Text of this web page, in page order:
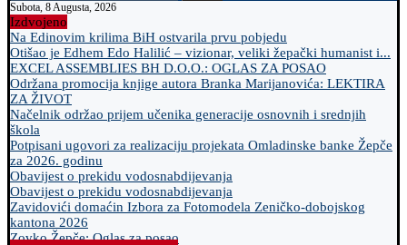
Subota, 8 Augusta, 2026
Izdvojeno
Na Edinovim krilima BiH ostvarila prvu pobjedu
Otišao je Edhem Edo Halilić – vizionar, veliki žepački humanist i...
EXCEL ASSEMBLIES BH D.O.O.: OGLAS ZA POSAO
Održana promocija knjige autora Branka Marijanovića: LEKTIRA
ZA ŽIVOT
Načelnik održao prijem učenika generacije osnovnih i srednjih
škola
Potpisani ugovori za realizaciju projekata Omladinske banke Žepče
za 2026. godinu
Obavijest o prekidu vodosnabdijevanja
Obavijest o prekidu vodosnabdijevanja
Zavidovići domaćin Izbora za Fotomodela Zeničko-dobojskog
kantona 2026
Zovko Žepče: Oglas za posao